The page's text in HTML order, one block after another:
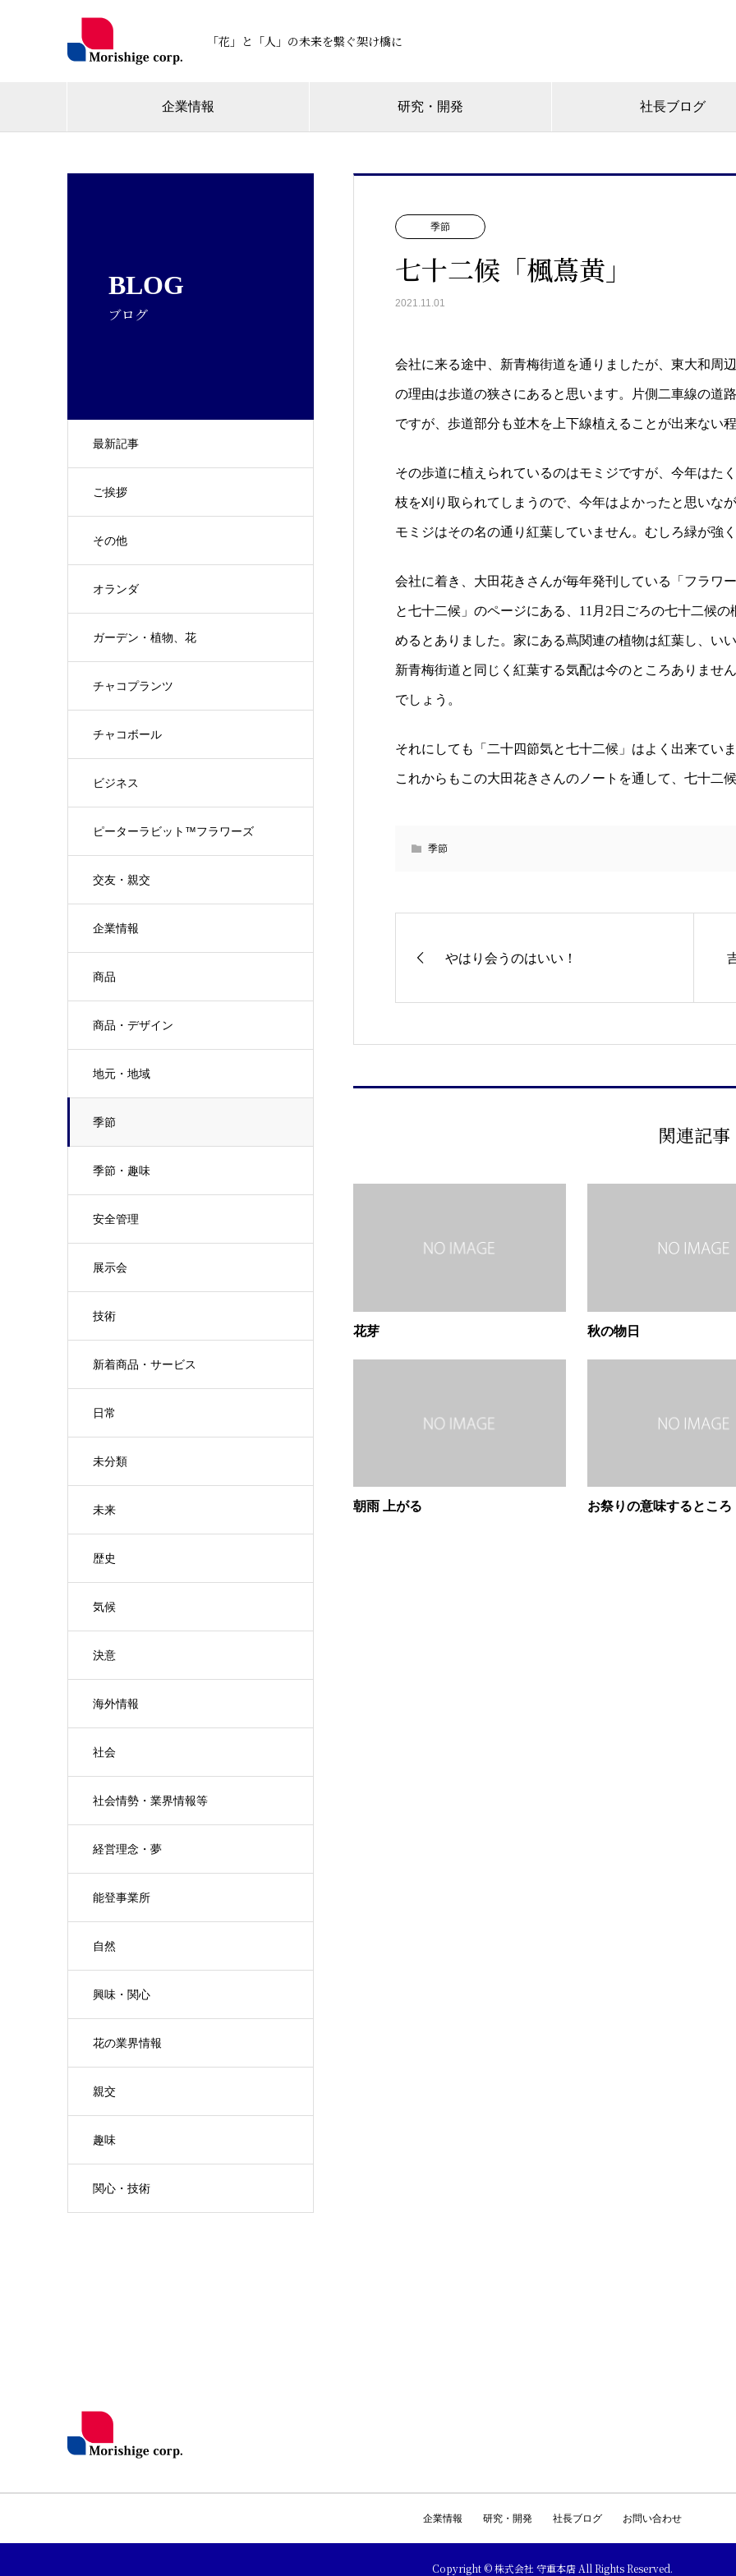
「花」と「人」の未来を繋ぐ架け橋に
企業情報 研究・開発 社長ブログ
BLOG
ブログ
最新記事
ご挨拶
その他
オランダ
ガーデン・植物、花
チャコプランツ
チャコボール
ビジネス
ピーターラビット™フラワーズ
交友・親交
企業情報
商品
商品・デザイン
地元・地域
季節
季節・趣味
安全管理
展示会
技術
新着商品・サービス
日常
未分類
未来
歴史
気候
決意
海外情報
社会
社会情勢・業界情報等
経営理念・夢
能登事業所
自然
興味・関心
花の業界情報
親交
趣味
関心・技術
季節
七十二候「楓蔦黄」
2021.11.01
会社に来る途中、新青梅街道を通りましたが、東大和周
の理由は歩道の狭さにあると思います。片側二車線の道
ですが、歩道部分も並木を上下線植えることが出来ない
その歩道に植えられているのはモミジですが、今年はた
枝を刈り取られてしまうので、今年はよかったと思いな
モミジはその名の通り紅葉していません。むしろ緑が強
会社に着き、大田花きさんが毎年発刊している「フラワ
と七十二候」のページにある、11月2日ごろの七十二候
めるとありました。家にある蔦関連の植物は紅葉し、い
新青梅街道と同じく紅葉する気配は今のところありませ
でしょう。
それにしても「二十四節気と七十二候」はよく出来てい
これからもこの大田花きさんのノートを通して、七十二
季節
やはり会うのはいい！
関連記事
花芽 秋の物日
朝雨 上がる お祭りの意味するところ
企業情報 研究・開発 社長ブログ お問い合わせ
Copyright © 株式会社 守重本店 All Rights Reserved.